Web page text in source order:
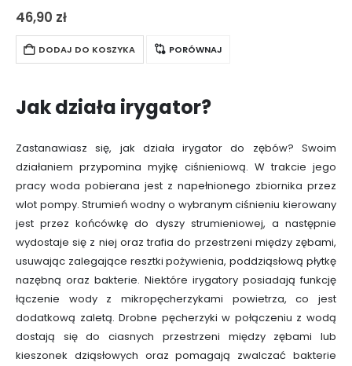
specjalne wyprofilowanie pozwala usunąć naloty
ponadto zapewnia językowi czystość i…
46,90 zł
DODAJ DO KOSZYKA PORÓWNAJ
Jak działa irygator?
Zastanawiasz się, jak działa irygator do zębów? Swoim
działaniem przypomina myjkę ciśnieniową. W trakcie jego
pracy woda pobierana jest z napełnionego zbiornika przez
wlot pompy. Strumień wodny o wybranym ciśnieniu kierowany
jest przez końcówkę do dyszy strumieniowej, a następnie
wydostaje się z niej oraz trafia do przestrzeni między zębami,
usuwając zalegające resztki pożywienia, poddziąsłową płytkę
nazębną oraz bakterie. Niektóre irygatory posiadają funkcję
łączenie wody z mikropęcherzykami powietrza, co jest
dodatkową zaletą. Drobne pęcherzyki w połączeniu z wodą
dostają się do ciasnych przestrzeni między zębami lub
kieszonek dziąsłowych oraz pomagają zwalczać bakterie